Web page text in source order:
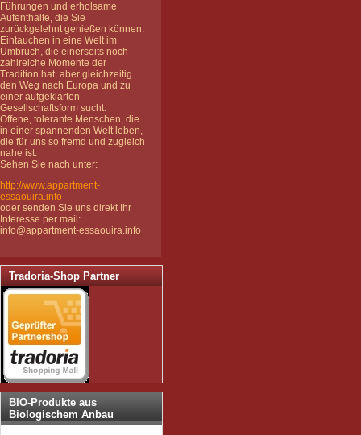
Führungen und erholsame
Aufenthalte, die Sie
zurückgelehnt genießen können.
Eintauchen in eine Welt im
Umbruch, die einerseits noch
zahlreiche Momente der
Tradition hat, aber gleichzeitig
den Weg nach Europa und zu
einer aufgeklärten
Gesellschaftsform sucht.
Offene, tolerante Menschen, die
in einer spannenden Welt leben,
die für uns so fremd und zugleich
nahe ist.
Sehen Sie nach unter:
http://www.appartment-
essaouira.info
oder senden Sie uns direkt Ihr
Interesse per mail:
info@appartment-essaouira.info
Tradoria-Shop Partner
BIO-Produkte aus
Biologischem Anbau